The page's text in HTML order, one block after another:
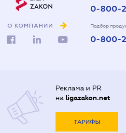
О КОМПАНИИ
0-800-
Подбор
0-800-
Реклама и PR
на ligazakon.net
ТАРИФЫ